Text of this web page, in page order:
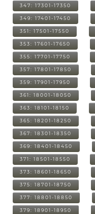
347: 17301-17350
349: 17401-17450
351: 17501-17550
353: 17601-17650
355: 17701-17750
357: 17801-17850
359: 17901-17950
361: 18001-18050
363: 18101-18150
365: 18201-18250
367: 18301-18350
369: 18401-18450
371: 18501-18550
373: 18601-18650
375: 18701-18750
377: 18801-18850
379: 18901-18950